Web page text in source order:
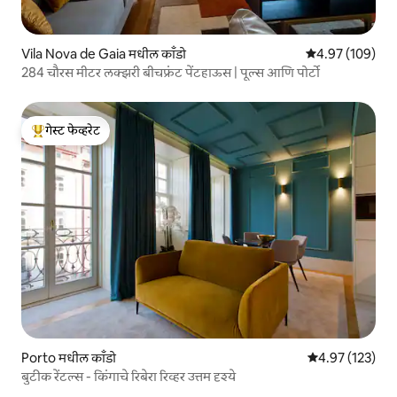
Vila Nova de Gaia मधील काँडो 5 पैकी 4.97
4.97 (109)
284 चौरस मीटर लक्झरी बीचफ्रंट पेंटहाऊस | पूल्स आणि पोर्टो
टॉप गेस्ट फेव्हरेट
गेस्ट फेव्हरेट
Porto मधील काँडो 5 पैकी 4.97
4.97 (123)
बुटीक रेंटल्स - किंगाचे रिबेरा रिव्हर उत्तम दृश्ये